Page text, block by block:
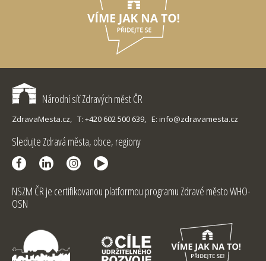
Národní síť Zdravých měst ČR
ZdravaMesta.cz, T: +420 602 500 639, E: info@zdravamesta.cz
Sledujte Zdravá města, obce, regiony
NSZM ČR je certifikovanou platformou programu Zdravé město WHO-
OSN